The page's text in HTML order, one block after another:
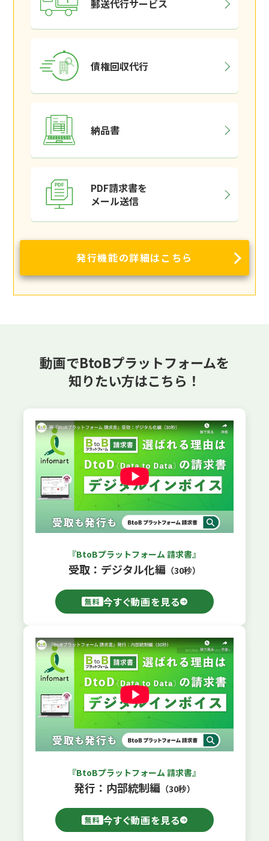
郵送代行サービス
債権回収代行
納品書
PDF請求書を
メール送信
発行機能の詳細はこちら
動画でBtoBプラットフォームを
知りたい方はこちら！
『BtoBプラットフォーム 請求書』
受取：デジタル化編 （30秒）
無料 今すぐ動画を見る
『BtoBプラットフォーム 請求書』
発行：内部統制編（30秒）
無料 今すぐ動画を見る